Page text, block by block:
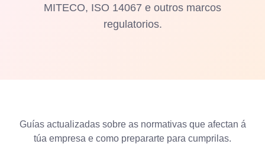
MITECO, ISO 14067 e outros marcos
regulatorios.
Guías actualizadas sobre as normativas que afectan á
túa empresa e como prepararte para cumprilas.